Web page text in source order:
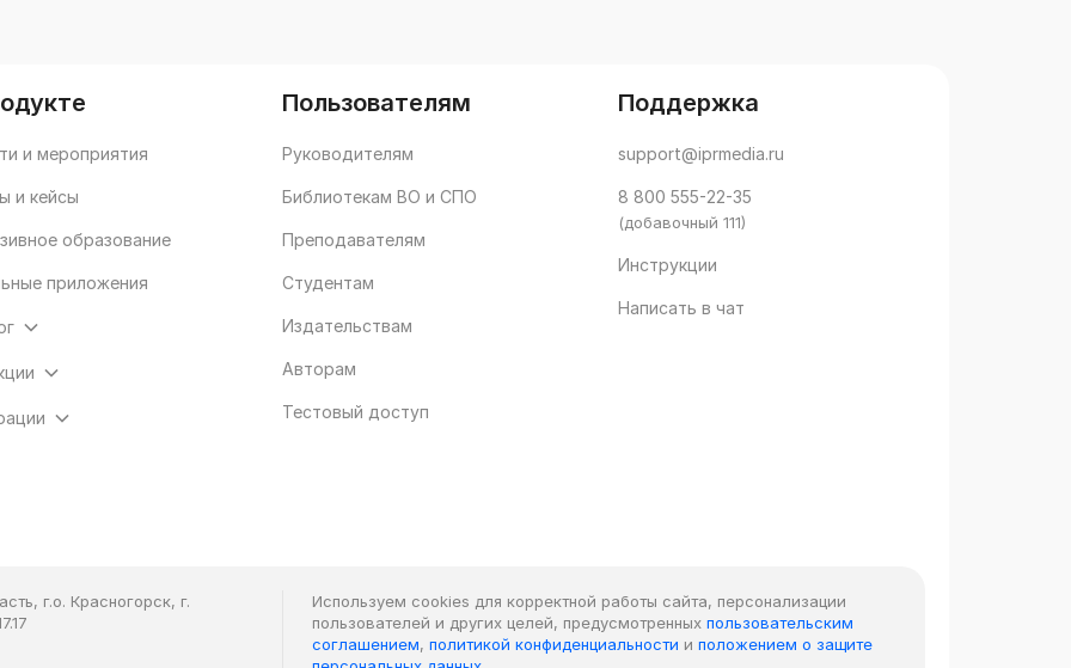
и мероприятия
и кейсы
образование
приложения
Пользователям
Руководителям
Библиотекам ВО и СПО
Преподавателям
Студентам
Издательствам
Авторам
Тестовый доступ
Поддержка
support@iprmedia.ru
8 800 555-22-35
(добавочный 111)
Инструкции
Написать в чат
г.о. Красногорск, г.
Используем cookies для корректной работы сайта, персонализации
пользователей и других целей, предусмотренных пользовательским
соглашением, политикой конфиденциальности и положением о защите